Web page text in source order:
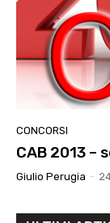
CONCORSI
CAB 2013
Giulio Perugia -